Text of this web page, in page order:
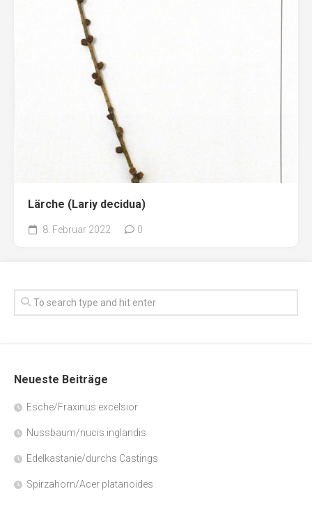
Lärche (Lariy decidua)
8. Februar 2022 0
Neueste Beiträge
Esche/Fraxinus excelsior
Nussbaum/nucis inglandis
Edelkastanie/durchs Castings
Spirzahorn/Acer platanoides